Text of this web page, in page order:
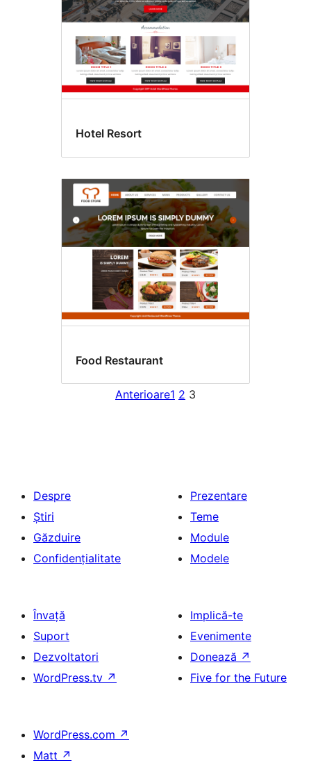
Hotel Resort
Food Restaurant
Anterioare1 2 3
Despre
Știri
Găzduire
Confidențialitate
Prezentare
Teme
Module
Modele
Învață
Suport
Dezvoltatori
WordPress.tv ↗
Implică-te
Evenimente
Donează ↗
Five for the Future
WordPress.com ↗
Matt ↗